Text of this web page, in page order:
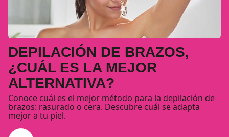
DEPILACIÓN DE BRAZOS,
¿CUÁL ES LA MEJOR
ALTERNATIVA?
Conoce cuál es el mejor método para la depilación de
brazos: rasurado o cera. Descubre cuál se adapta
mejor a tu piel.